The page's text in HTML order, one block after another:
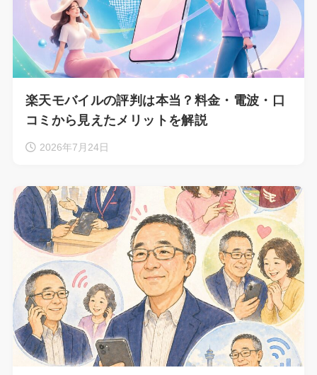
楽天モバイルの評判は本当？料金・電波・口
コミから見えたメリットを解説
2026年7月24日